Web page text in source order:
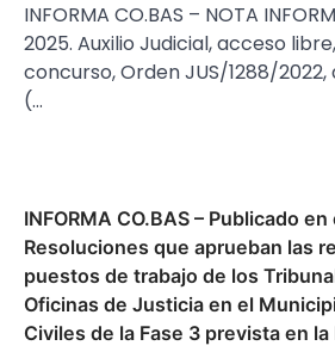
INFORMA CO.BAS – NOTA
2025. Auxilio Judicial, acceso
concurso, Orden JUS/1288/
(…
INFORMA CO.BAS – Publicado
Resoluciones que aprueban las
puestos de trabajo de los
Oficinas de Justicia en el
Civiles de la Fase 3 prevista en la